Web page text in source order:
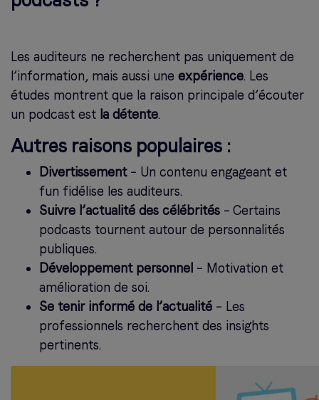
Les auditeurs ne recherchent pas uniquement de
l’information, mais aussi une expérience. Les
études montrent que la raison principale d’écouter
un podcast est la détente.
Autres raisons populaires :
Divertissement– Un contenu engageant et
fun fidélise les auditeurs.
Suivre l’actualité des célébrités – Certains
podcasts tournent autour de personnalités
publiques.
Développement personnel – Motivation et
amélioration de soi.
Se tenir informé de l’actualité – Les
professionnels recherchent des insights
pertinents.